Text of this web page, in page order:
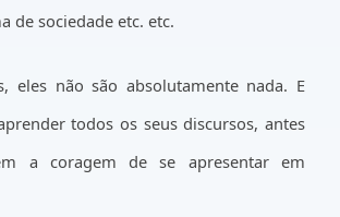
de sociedade etc. etc.
eles não são absolutamente nada. E
todos os seus discursos, antes
a coragem de se apresentar em